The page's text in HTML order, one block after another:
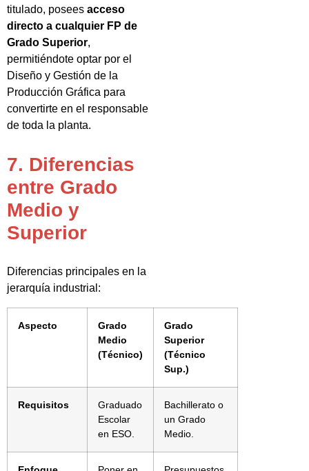
titulado, posees acceso
directo a cualquier FP de
Grado Superior,
permitiéndote optar por el
Diseño y Gestión de la
Producción Gráfica para
convertirte en el responsable
de toda la planta.
7. Diferencias
entre Grado
Medio y
Superior
Diferencias principales en la
jerarquía industrial:
Aspecto
Grado
Medio
(Técnico)
Grado
Superior
(Técnico
Sup.)
Requisitos
Graduado
Escolar
en ESO.
Bachillerato o
un Grado
Medio.